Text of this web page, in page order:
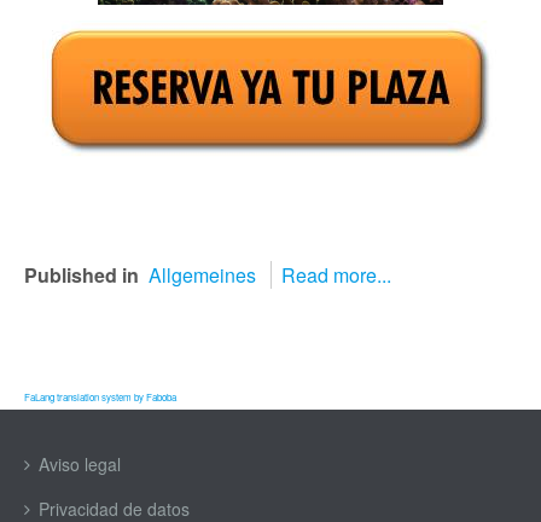
Published in Allgemeines Read more...
FaLang translation system by Faboba
Aviso legal
Privacidad de datos